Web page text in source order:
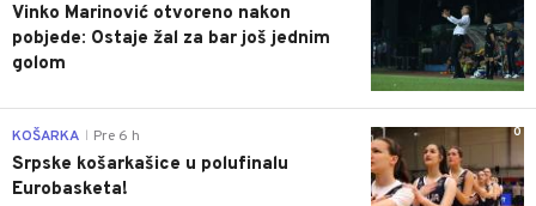
Vinko Marinović otvoreno nakon
pobjede: Ostaje žal za bar još jednim
golom
0
KOŠARKA Pre 6 h
Srpske košarkašice u polufinalu
Eurobasketa!